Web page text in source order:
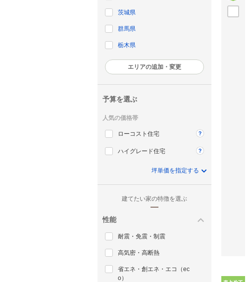
茨城県
群馬県
栃木県
エリアの追加・変更
予算を選ぶ
人気の価格帯
ローコスト住宅
ハイグレード住宅
坪単価を指定する
建てたい家の特徴を選ぶ
性能
耐震・免震・制震
高気密・高断熱
省エネ・創エネ・エコ（ec
o）